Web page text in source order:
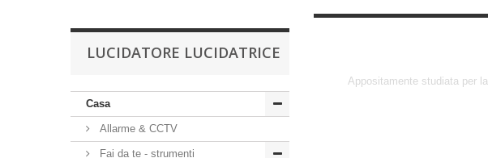
LUCIDATORE LUCIDATRICE
Casa
Allarme & CCTV
Fai da te - strumenti
Appositamente studiata per